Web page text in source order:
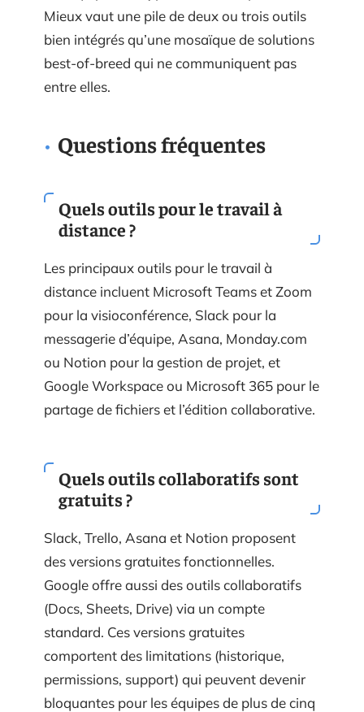
Mieux vaut une pile de deux ou trois outils
bien intégrés qu’une mosaïque de solutions
best-of-breed qui ne communiquent pas
entre elles.
Questions fréquentes
Quels outils pour le travail à
distance ?
Les principaux outils pour le travail à
distance incluent Microsoft Teams et Zoom
pour la visioconférence, Slack pour la
messagerie d’équipe, Asana, Monday.com
ou Notion pour la gestion de projet, et
Google Workspace ou Microsoft 365 pour le
partage de fichiers et l’édition collaborative.
Quels outils collaboratifs sont
gratuits ?
Slack, Trello, Asana et Notion proposent
des versions gratuites fonctionnelles.
Google offre aussi des outils collaboratifs
(Docs, Sheets, Drive) via un compte
standard. Ces versions gratuites
comportent des limitations (historique,
permissions, support) qui peuvent devenir
bloquantes pour les équipes de plus de cinq